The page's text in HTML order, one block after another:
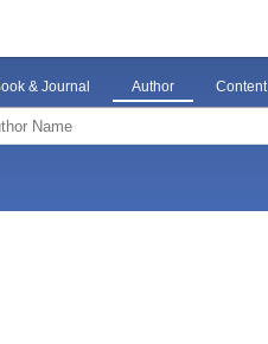
& Journal Author Content